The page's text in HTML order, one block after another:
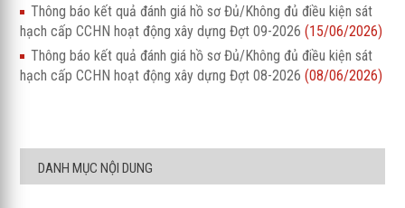
Thông báo kết quả đánh giá hồ sơ Đủ/Không đủ điều kiện sát
hạch cấp CCHN hoạt động xây dựng Đợt 09-2026(15/06/2026)
Thông báo kết quả đánh giá hồ sơ Đủ/Không đủ điều kiện sát
hạch cấp CCHN hoạt động xây dựng Đợt 08-2026(08/06/2026)
DANH MỤC NỘI DUNG